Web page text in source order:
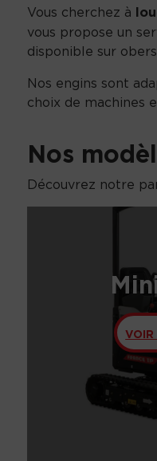
Vous cherchez à
vous propose un
disponible sur
Nos engins sont
choix de machines
Nos
Découvrez notre
VOIR